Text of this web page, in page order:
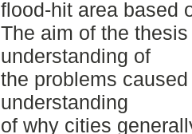
flood-hit area based
The aim of the
understanding of
the problems
understanding
of why cities